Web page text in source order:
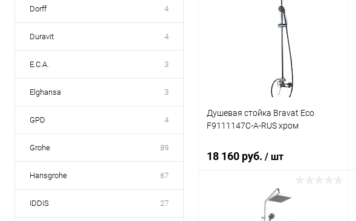
Dorff 4
Duravit 4
E.C.A. 3
Elghansa 3
GPD 4
Grohe 89
Hansgrohe 67
IDDIS 27
Душевая стойка Bravat Eco
F9111147C-A-RUS хром
18 160 руб. / шт
В корзину